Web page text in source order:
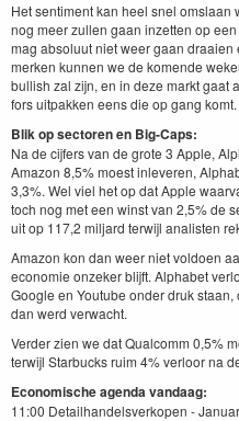
Het sentiment kan heel snel omslaan
nog meer zullen gaan inzetten op
mag absoluut niet weer gaan
merken kunnen we de komende
bullish zal zijn, en in deze markt gaat
fors uitpakken eens die op gang komt.
Blik op sectoren en Big-Caps:
Na de cijfers van de grote 3 Apple,
Amazon 8,5% moest inleveren,
3,3%. Wel viel het op dat Apple
toch nog met een winst van 2,5% de
uit op 117,2 miljard terwijl analisten
Amazon kon dan weer niet voldoen
economie onzeker blijft. Alphabet
Google en Youtube onder druk
dan werd verwacht.
Verder zien we dat Qualcomm 0,5%
terwijl Starbucks ruim 4% verloor na
Economische agenda vandaag:
11:00 Detailhandelsverkopen -